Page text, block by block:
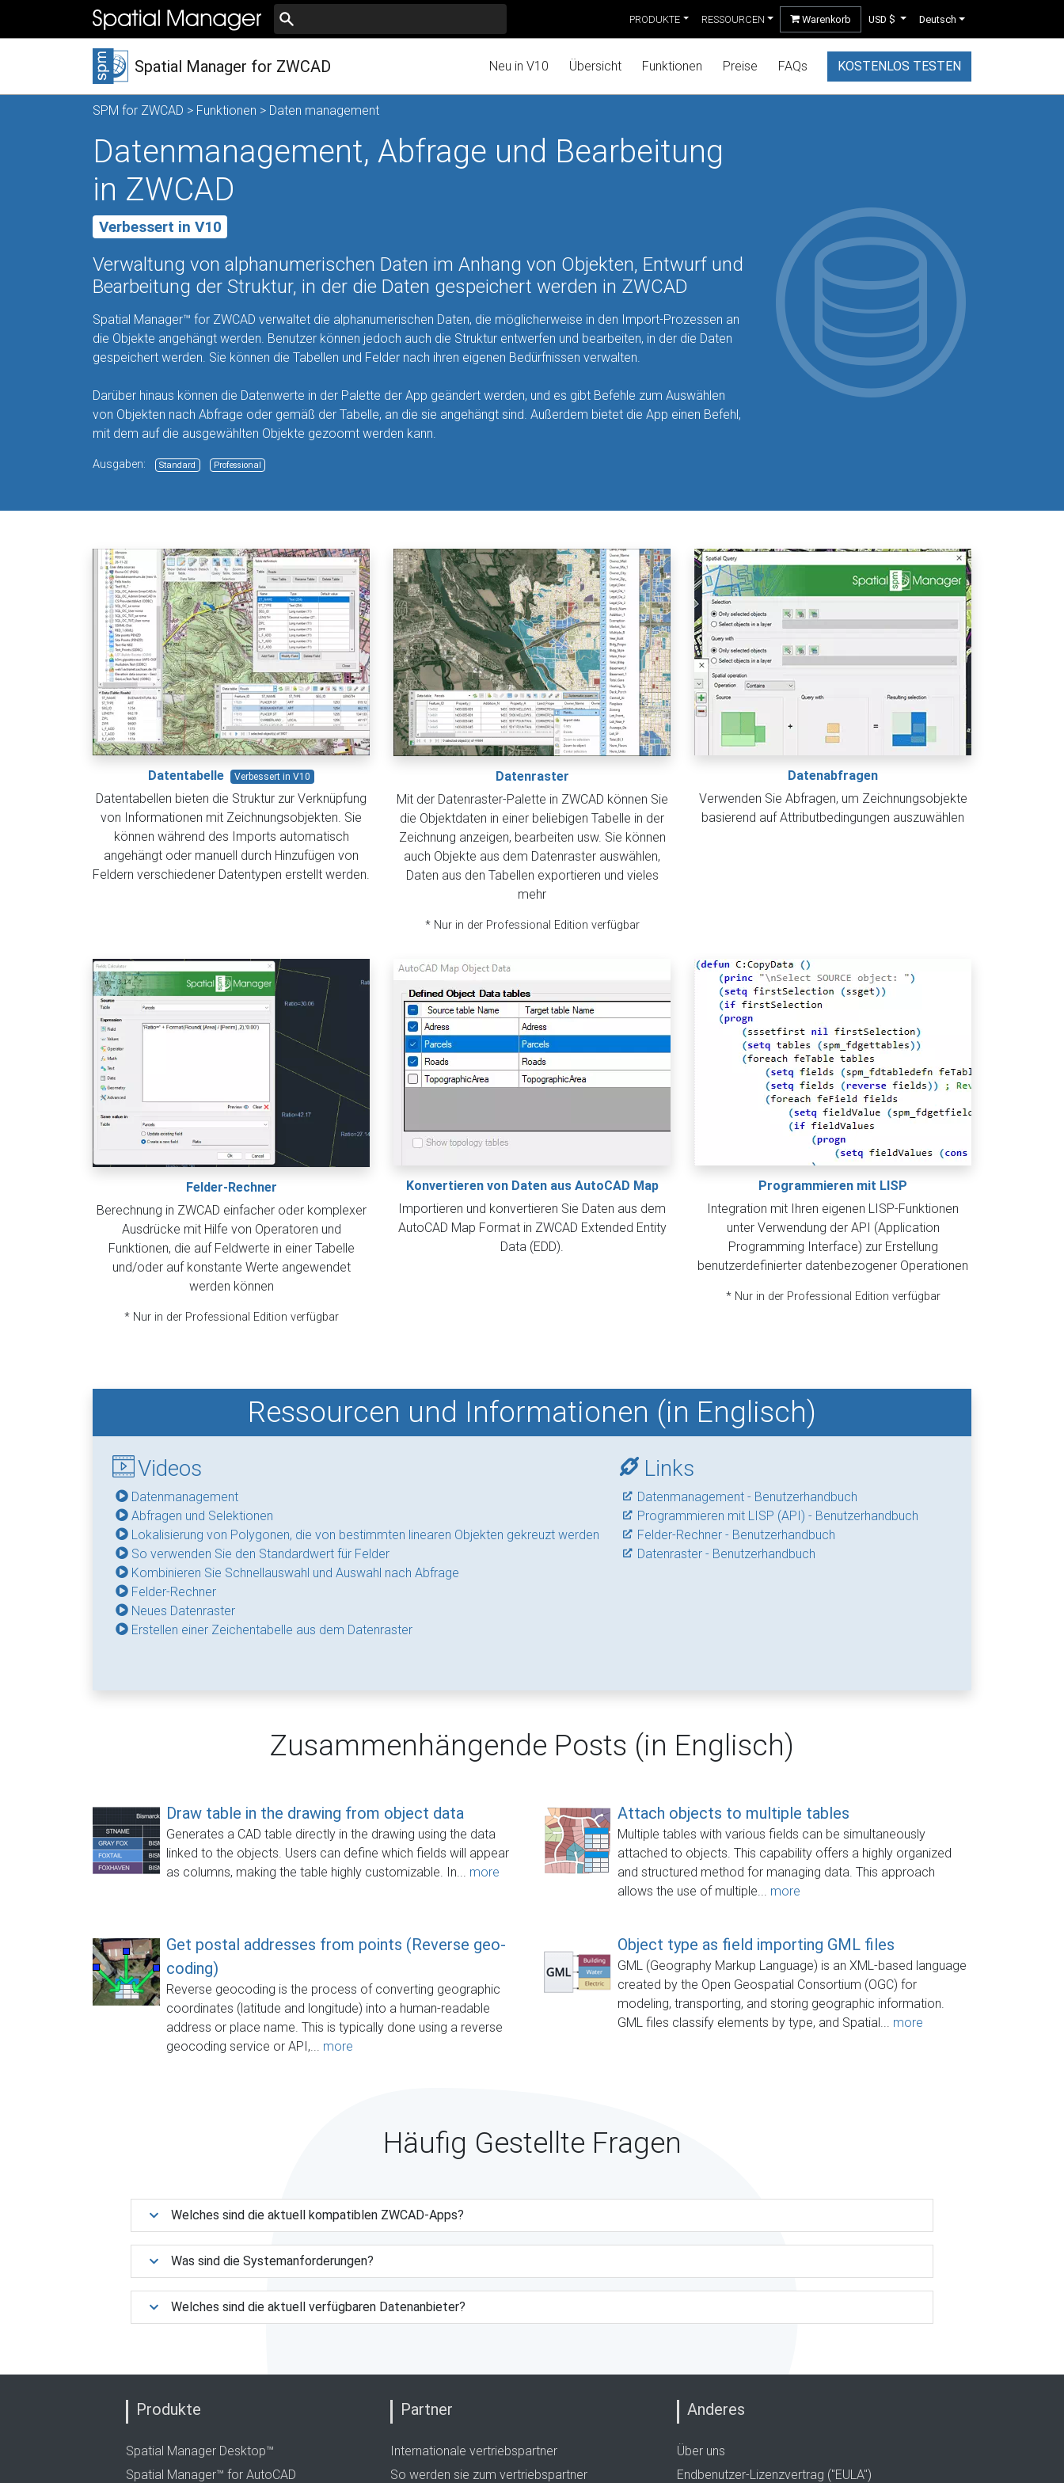
PRODUKTE RESSOURCEN Warenkorb USD $ Deutsch
Spatial Manager for ZWCAD Neu in V10 Übersicht Funktionen Preise FAQs KOSTENLOS TESTEN
SPM for ZWCAD > Funktionen > Daten management
Datenmanagement, Abfrage und Bearbeitung
in ZWCAD
Verbessert in V10
Verwaltung von alphanumerischen Daten im Anhang von Objekten, Entwurf und
Bearbeitung der Struktur, in der die Daten gespeichert werden in ZWCAD
Spatial Manager™ for ZWCAD verwaltet die alphanumerischen Daten, die möglicherweise in den Import-Prozessen an
die Objekte angehängt werden. Benutzer können jedoch auch die Struktur entwerfen und bearbeiten, in der die Daten
gespeichert werden. Sie können die Tabellen und Felder nach ihren eigenen Bedürfnissen verwalten.
Darüber hinaus können die Datenwerte in der Palette der App geändert werden, und es gibt Befehle zum Auswählen
von Objekten nach Abfrage oder gemäß der Tabelle, an die sie angehängt sind. Außerdem bietet die App einen Befehl,
mit dem auf die ausgewählten Objekte gezoomt werden kann.
Ausgaben: Standard Professional
Datentabelle Verbessert in V10
Datentabellen bieten die Struktur zur Verknüpfung
von Informationen mit Zeichnungsobjekten. Sie
können während des Imports automatisch
angehängt oder manuell durch Hinzufügen von
Feldern verschiedener Datentypen erstellt werden.
Datenraster
Mit der Datenraster-Palette in ZWCAD können Sie
die Objektdaten in einer beliebigen Tabelle in der
Zeichnung anzeigen, bearbeiten usw. Sie können
auch Objekte aus dem Datenraster auswählen,
Daten aus den Tabellen exportieren und vieles
mehr
* Nur in der Professional Edition verfügbar
Datenabfragen
Verwenden Sie Abfragen, um Zeichnungsobjekte
basierend auf Attributbedingungen auszuwählen
Felder-Rechner
Berechnung in ZWCAD einfacher oder komplexer
Ausdrücke mit Hilfe von Operatoren und
Funktionen, die auf Feldwerte in einer Tabelle
und/oder auf konstante Werte angewendet
werden können
* Nur in der Professional Edition verfügbar
Konvertieren von Daten aus AutoCAD Map
Importieren und konvertieren Sie Daten aus dem
AutoCAD Map Format in ZWCAD Extended Entity
Data (EDD).
Programmieren mit LISP
Integration mit Ihren eigenen LISP-Funktionen
unter Verwendung der API (Application
Programming Interface) zur Erstellung
benutzerdefinierter datenbezogener Operationen
* Nur in der Professional Edition verfügbar
Ressourcen und Informationen (in Englisch)
Videos
Datenmanagement
Abfragen und Selektionen
Lokalisierung von Polygonen, die von bestimmten linearen Objekten gekreuzt werden
So verwenden Sie den Standardwert für Felder
Kombinieren Sie Schnellauswahl und Auswahl nach Abfrage
Felder-Rechner
Neues Datenraster
Erstellen einer Zeichentabelle aus dem Datenraster
Links
Datenmanagement - Benutzerhandbuch
Programmieren mit LISP (API) - Benutzerhandbuch
Felder-Rechner - Benutzerhandbuch
Datenraster - Benutzerhandbuch
Zusammenhängende Posts (in Englisch)
Draw table in the drawing from object data
Generates a CAD table directly in the drawing using the data
linked to the objects. Users can define which fields will appear
as columns, making the table highly customizable. In... more
Attach objects to multiple tables
Multiple tables with various fields can be simultaneously
attached to objects. This capability offers a highly organized
and structured method for managing data. This approach
allows the use of multiple... more
Get postal addresses from points (Reverse geo-
coding)
Reverse geocoding is the process of converting geographic
coordinates (latitude and longitude) into a human-readable
address or place name. This is typically done using a reverse
geocoding service or API,... more
Object type as field importing GML files
GML (Geography Markup Language) is an XML-based language
created by the Open Geospatial Consortium (OGC) for
modeling, transporting, and storing geographic information.
GML files classify elements by type, and Spatial... more
Häufig Gestellte Fragen
Welches sind die aktuell kompatiblen ZWCAD-Apps?
Was sind die Systemanforderungen?
Welches sind die aktuell verfügbaren Datenanbieter?
Produkte
Spatial Manager Desktop™
Spatial Manager™ for AutoCAD
Partner
Internationale vertriebspartner
So werden sie zum vertriebspartner
Anderes
Über uns
Endbenutzer-Lizenzvertrag ("EULA")